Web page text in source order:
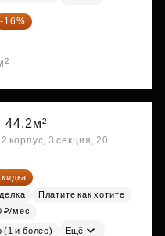
-16%
44.2м²
корпус, 3 секция, 20
Платите как хотите
₽/мес
(1 и более) Ещё